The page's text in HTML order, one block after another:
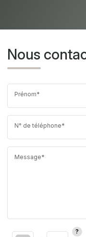
Nous
Prénom*
N° de téléphone*
Message*